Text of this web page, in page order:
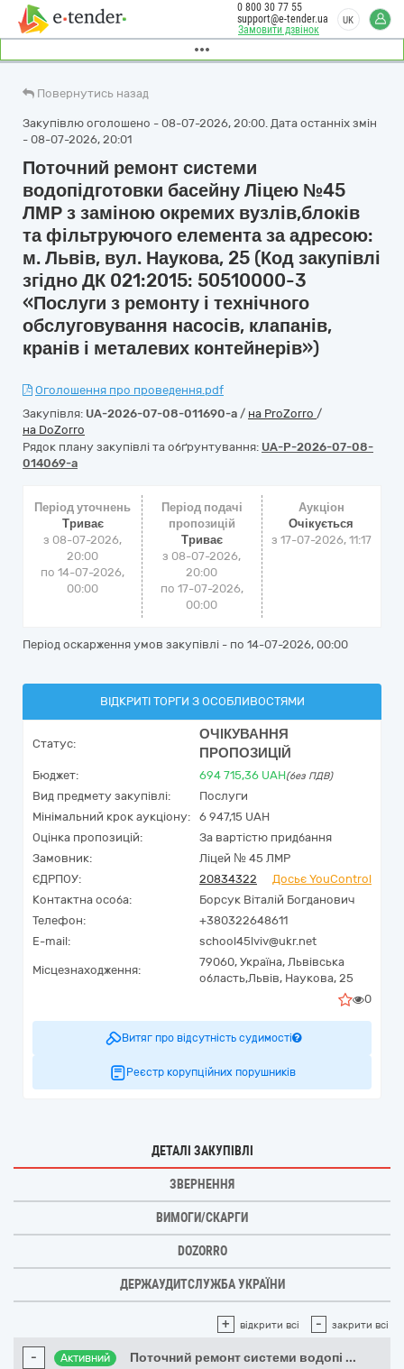
Замовити дзвінок
0 800 30 77 55
support@e-tender.ua
UK
Повернутись назад
Закупівлю оголошено - 08-07-2026, 20:00. Дата останніх змін
- 08-07-2026, 20:01
Поточний ремонт системи
водопідготовки басейну Ліцею №45
ЛМР з заміною окремих вузлів,блоків
та фільтруючого елемента за адресою:
м. Львів, вул. Наукова, 25 (Код закупівлі
згідно ДК 021:2015: 50510000-3
«Послуги з ремонту і технічного
обслуговування насосів, клапанів,
кранів і металевих контейнерів»)
Оголошення про проведення.pdf
Закупівля: UA-2026-07-08-011690-a / на ProZorro /
на DoZorro
Рядок плану закупівлі та обґрунтування: UA-P-2026-07-08-
014069-a
Період уточнень
Триває
з 08-07-2026,
20:00
по 14-07-2026,
00:00
Період подачі
пропозицій
Триває
з 08-07-2026,
20:00
по 17-07-2026,
00:00
Аукціон
Очікується
з 17-07-2026, 11:17
Період оскарження умов закупівлі - по 14-07-2026, 00:00
ВІДКРИТІ ТОРГИ З ОСОБЛИВОСТЯМИ
Статус:
ОЧІКУВАННЯ
ПРОПОЗИЦІЙ
Бюджет: 694 715,36 UAH(без ПДВ)
Вид предмету закупівлі:
Послуги
Мінімальний крок аукціону:
6 947,15 UAH
Оцінка пропозицій:
За вартістю придбання
Замовник:
Ліцей № 45 ЛМР
ЄДРПОУ:
20834322
Досьє YouControl
Контактна особа:
Борсук Віталій Богданович
Телефон:
+380322648611
E-mail:
school45lviv@ukr.net
Місцезнаходження:
79060, Україна, Львівська
область,Львів, Наукова, 25
0
Витяг про відсутність судимості
Реєстр корупційних порушників
ДЕТАЛІ ЗАКУПІВЛІ
ЗВЕРНЕННЯ
ВИМОГИ/СКАРГИ
DOZORRO
ДЕРЖАУДИТСЛУЖБА УКРАЇНИ
+ відкрити всі - закрити всі
- Активний Поточний ремонт системи водопі ...